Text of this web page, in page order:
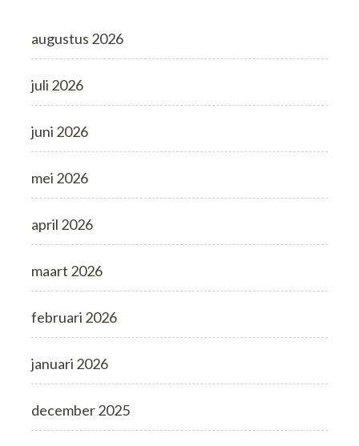
augustus 2026
juli 2026
juni 2026
mei 2026
april 2026
maart 2026
februari 2026
januari 2026
december 2025